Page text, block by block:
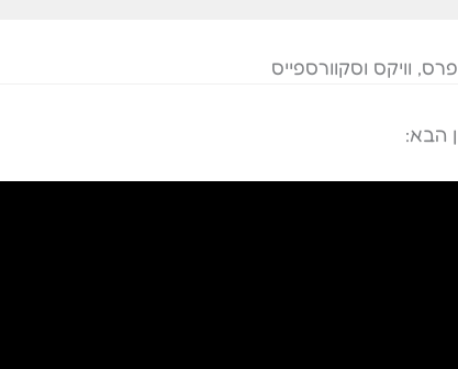
וויקס וסקוורספייס